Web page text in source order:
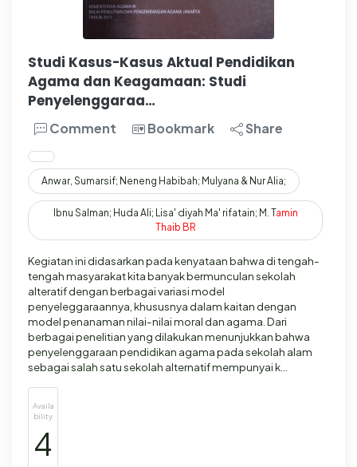
Studi Kasus-Kasus Aktual Pendidikan
Agama dan Keagamaan: Studi
Penyelenggaraa…
Comment Bookmark Share
Anwar, Sumarsif; Neneng Habibah; Mulyana & Nur Alia;
Ibnu Salman; Huda Ali; Lisa' diyah Ma' rifatain; M. Tamin
Thaib BR
Kegiatan ini didasarkan pada kenyataan bahwa di tengah-
tengah masyarakat kita banyak bermunculan sekolah
alteratif dengan berbagai variasi model
penyeleggaraannya, khususnya dalam kaitan dengan
model penanaman nilai-nilai moral dan agama. Dari
berbagai penelitian yang dilakukan menunjukkan bahwa
penyelenggaraan pendidikan agama pada sekolah alam
sebagai salah satu sekolah alternatif mempunyai k…
Availa
bility
4